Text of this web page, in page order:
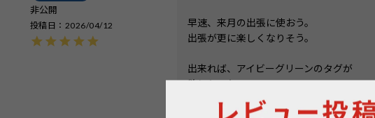
非公開
投稿日 2026/04/12
早速、来月の出張に使おう。
出張が更に楽しくなりそう。
出来れば、アイビーグリーンのタグが
欲しかった……。